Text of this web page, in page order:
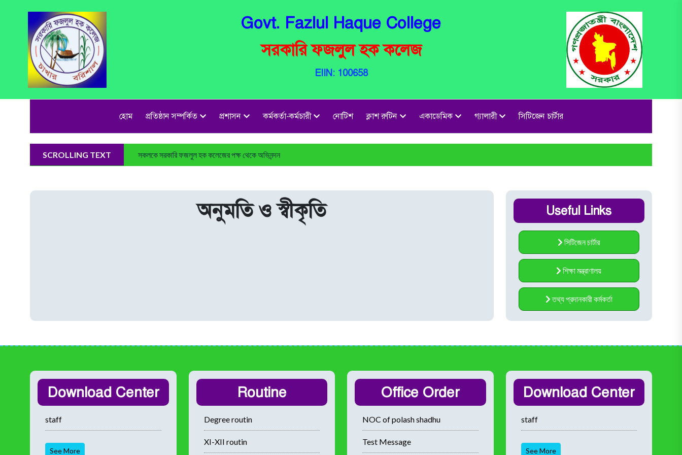
Govt. Fazlul Haque College
সরকারি ফজলুল হক কলেজ
EIIN: 100658
হোম প্রতিষ্ঠান সম্পর্কিত প্রশাসন কর্মকর্তা-কর্মচারী নোটিশ ক্লাশ রুটিন একাডেমিক গ্যালারী সিটিজেন চার্টার
SCROLLING TEXT সকলকে সরকারি ফজলুল হক কলেজের পক্ষ থেকে অভিনন্দন
অনুমতি ও স্বীকৃতি Useful Links
সিটিজেন চার্টার
শিক্ষা মন্ত্রাণালয়
তথ্য প্রদানকারী কর্মকর্তা
Download Center
staff
See More
Routine
Degree routin
XI-XII routin
Office Order
NOC of polash shadhu
Test Message
Download Center
staff
See More